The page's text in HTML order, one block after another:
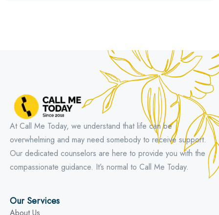
At Call Me Today, we understand that life can be
overwhelming and may need somebody to receive support.
Our dedicated counselors are here to provide you with the
compassionate guidance. It’s normal to Call Me Today.
Our Services